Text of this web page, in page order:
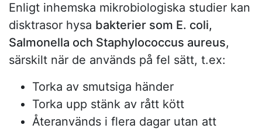
Enligt inhemska mikrobiologiska studier kan
disktrasor hysa bakterier som E. coli,
Salmonella och Staphylococcus aureus,
särskilt när de används på fel sätt, t.ex:
Torka av smutsiga händer
Torka upp stänk av rått kött
Återanvänds i flera dagar utan att